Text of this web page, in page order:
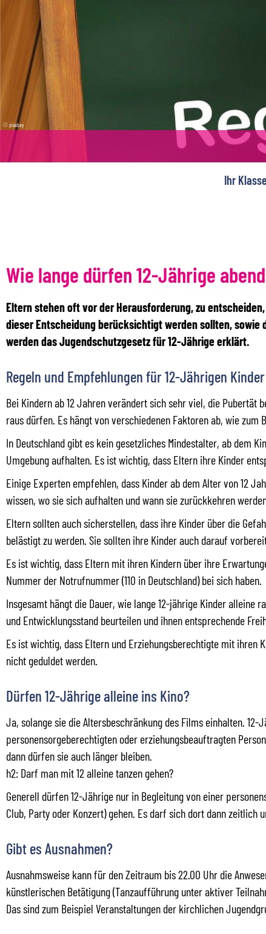
© pixabay
Ihr
Wie lange dürfen 12-Jährige
Eltern stehen oft vor der Herausforderung, zu
dieser Entscheidung berücksichtigt werden sollten, sowie
werden das Jugendschutzgesetz für 12-Jährige erklärt.
Regeln und Empfehlungen für 12-Jährigen Kinder
Bei Kindern ab 12 Jahren verändert sich sehr viel, die Pubertät
raus dürfen. Es hängt von verschiedenen Faktoren ab, wie
In Deutschland gibt es kein gesetzliches Mindestalter, ab dem
Umgebung aufhalten. Es ist wichtig, dass Eltern ihre Kinder
Einige Experten empfehlen, dass Kinder ab dem Alter von 12
wissen, wo sie sich aufhalten und wann sie zurückkehren
Eltern sollten auch sicherstellen, dass ihre Kinder über die
belästigt zu werden. Sie sollten ihre Kinder auch darauf
Es ist wichtig, dass Eltern mit ihren Kindern über ihre
Nummer der Notrufnummer (110 in Deutschland) bei sich haben.
Insgesamt hängt die Dauer, wie lange 12-jährige Kinder alleine
und Entwicklungsstand beurteilen und ihnen entsprechende
Es ist wichtig, dass Eltern und Erziehungsberechtigte mit ihren
nicht geduldet werden.
Dürfen 12-Jährige alleine ins Kino?
Ja, solange sie die Altersbeschränkung des Films einhalten.
personensorgeberechtigten oder erziehungsbeauftragten
dann dürfen sie auch länger bleiben.
h2: Darf man mit 12 alleine tanzen gehen?
Generell dürfen 12-Jährige nur in Begleitung von einer
Club, Party oder Konzert) gehen. Es darf sich dort dann
Gibt es Ausnahmen?
Ausnahmsweise kann für den Zeitraum bis 22.00 Uhr die
künstlerischen Betätigung (Tanzaufführung unter aktiver
Das sind zum Beispiel Veranstaltungen der kirchlichen